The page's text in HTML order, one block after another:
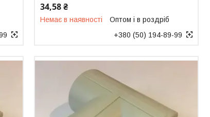
34,58 ₴
Немає в наявності
Оптом і в роздріб
+380 (50) 194-89-99